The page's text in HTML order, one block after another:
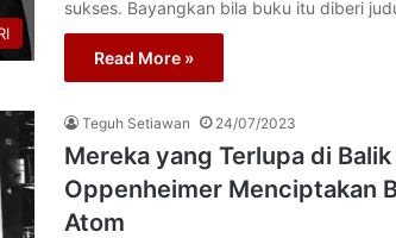
sukses. Bayangkan bila buku itu diberi
Read More »
Teguh Setiawan 24/07/2023
Mereka yang Terlupa di
Oppenheimer Menciptakan
Atom